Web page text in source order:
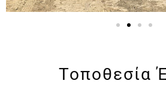
Τοποθεσία